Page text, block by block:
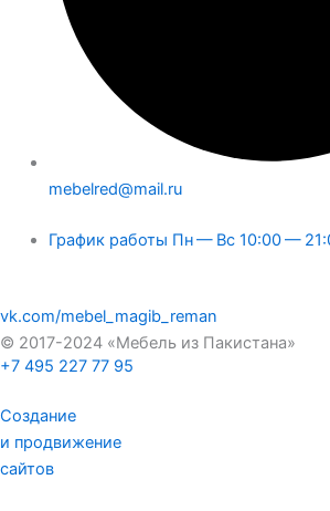
mebelred@mail.ru
График работы Пн — Вс 10:00 —
vk.com/mebel_magib_reman
© 2017-2024 «Мебель из Пакистана»
+7 495 227 77 95
Создание
и продвижение
сайтов